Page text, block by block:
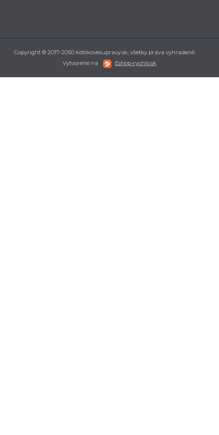
Copyright © 2017-2050 kotlikovesupravy.sk, všetky práva vyhradené..
Vytvorené na
Eshop-rychlo.sk